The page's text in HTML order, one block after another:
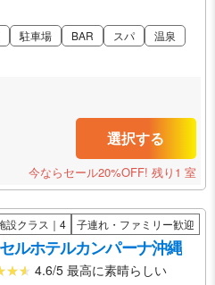
駐車場 BAR スパ
温泉
選択する
今ならセール20%OFF! 残り1 室
設クラス｜4 子連れ・ファミリー歓迎
ルホテルカンパーナ沖縄
4.6/5 最高に素晴らしい